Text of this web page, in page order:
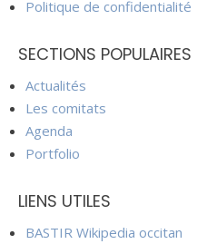
Politique de confidentialité
SECTIONS POPULAIRES
Actualités
Les comitats
Agenda
Portfolio
LIENS UTILES
BASTIR Wikipedia occitan